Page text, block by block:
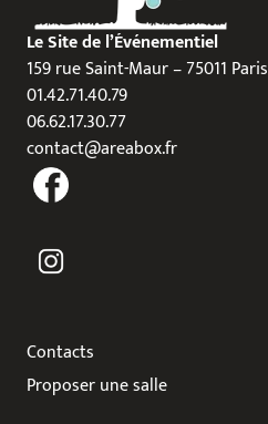
Le Site de l’Événementiel
159 rue Saint-Maur – 75011 Paris
01.42.71.40.79
06.62.17.30.77
contact@areabox.fr
Contacts
Proposer une salle